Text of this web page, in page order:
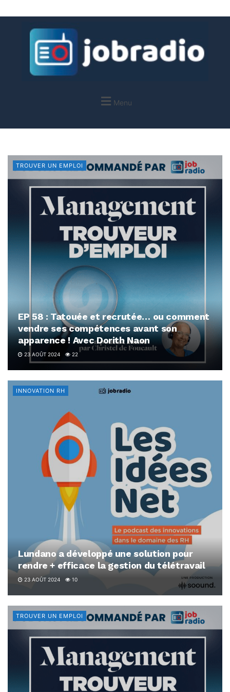
Menu
TROUVER UN EMPLOI
EP 58 : Tatouée et recrutée… ou comment
vendre ses compétences avant son
apparence ! Avec Dorith Naon
23 AOÛT 2024 22
INNOVATION RH
Lundano a développé une solution pour
rendre + efficace la gestion du télétravail
23 AOÛT 2024 10
TROUVER UN EMPLOI